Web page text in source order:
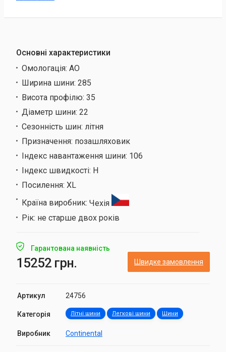
Основні характеристики
Омологація: AO
Ширина шини: 285
Висота профілю: 35
Діаметр шини: 22
Сезонність шин: літня
Призначення: позашляховик
Індекс навантаження шини: 106
Індекс швидкості: H
Посилення: XL
Країна виробник: Чехія
Рік: не старше двох років
Гарантована наявність
15252 грн. Швидке замовлення
Артикул 24756
Категорія Літні шини Легкові шини Шини
Виробник Continental